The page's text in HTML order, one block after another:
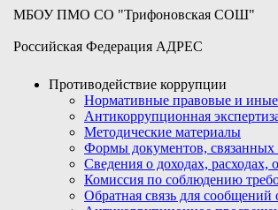
МБОУ ПМО СО "Трифоновская СОШ"
Российская Федерация АДРЕС
Противодействие коррупции
Нормативные правовые и
Антикоррупционная
Методические материалы
Формы документов, связанных
Сведения о доходах, расходах,
Комиссия по соблюдению
Обратная связь для